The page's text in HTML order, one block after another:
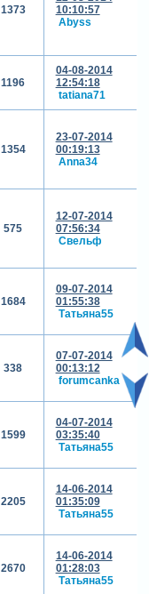
1373
10:10:57
Abyss
1196
04-08-2014
12:54:18
tatiana71
1354
23-07-2014
00:19:13
Anna34
575
12-07-2014
07:56:34
Свельф
1684
09-07-2014
01:55:38
Татьяна55
338
07-07-2014
00:13:12
forumcanka
1599
04-07-2014
03:35:40
Татьяна55
2205
14-06-2014
01:35:09
Татьяна55
2670
14-06-2014
01:28:03
Татьяна55